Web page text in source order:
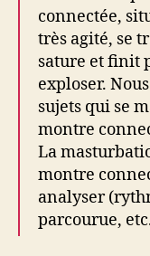
connectée,
très agité, se
sature et finit
exploser.
sujets qui se
montre
La
montre
analyser
parcourue,